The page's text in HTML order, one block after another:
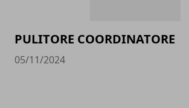
PULITORE COORDINATORE
05/11/2024